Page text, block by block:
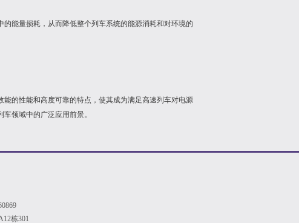
能量损耗，从而降低整个列车系统的能源消耗和对环境的
的性能和高度可靠的特点，使其成为满足高速列车对电源
领域中的广泛应用前景。
栋301